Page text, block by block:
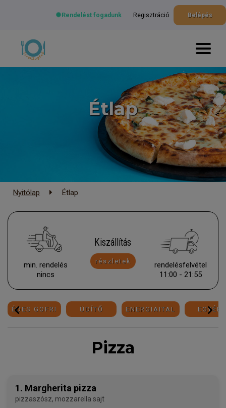
Rendelést fogadunk Regisztráció Belépés
Étlap
Nyitólap Étlap
min. rendelés
nincs
Kiszállítás
részletek
rendelésfelvétel
11:00 - 21:55
ÉDES GOFRI ÜDÍTŐ ENERGIAITAL EGYÉB
Pizza
1. Margherita pizza
pizzaszósz, mozzarella sajt